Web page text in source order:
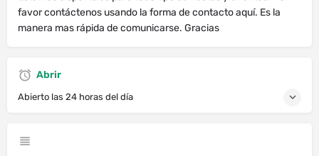
favor contáctenos usando la forma de contacto aquí. Es la
manera mas rápida de comunicarse. Gracias
Abrir
Abierto las 24 horas del día